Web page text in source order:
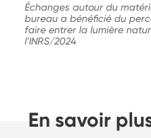
Échanges autour du
bureau a bénéficié du
faire entrer la lumière
l'INRS/2024
En savoir